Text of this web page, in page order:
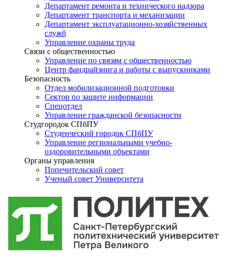
Департамент ремонта и технического надзора
Департамент транспорта и механизации
Департамент эксплуатационно-хозяйственных
служб
Управление охраны труда
Связи с общественностью
Управление по связям с общественностью
Центр фандрайзинга и работы с выпускниками
Безопасность
Отдел мобилизационной подготовки
Сектор по защите информации
Спецотдел
Управление гражданской безопасности
Студгородок СПбПУ
Студенческий городок СПбПУ
Управление региональными учебно-
оздоровительными объектами
Органы управления
Попечительский совет
Ученый совет Университета